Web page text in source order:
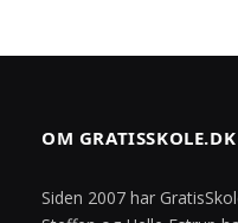
OM GRATISSKOLE.DK
Siden 2007 har